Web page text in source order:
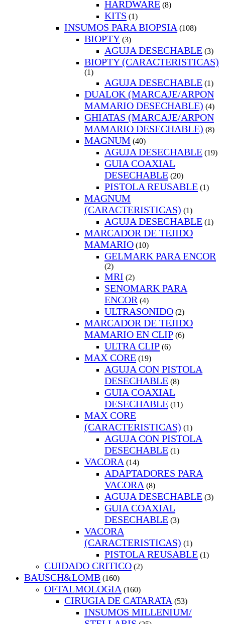
HARDWARE (8)
KITS (1)
INSUMOS PARA BIOPSIA (108)
BIOPTY (3)
AGUJA DESECHABLE (3)
BIOPTY (CARACTERISTICAS)
(1)
AGUJA DESECHABLE (1)
DUALOK (MARCAJE/ARPON
MAMARIO DESECHABLE) (4)
GHIATAS (MARCAJE/ARPON
MAMARIO DESECHABLE) (8)
MAGNUM (40)
AGUJA DESECHABLE (19)
GUIA COAXIAL
DESECHABLE (20)
PISTOLA REUSABLE (1)
MAGNUM
(CARACTERISTICAS) (1)
AGUJA DESECHABLE (1)
MARCADOR DE TEJIDO
MAMARIO (10)
GELMARK PARA ENCOR
(2)
MRI (2)
SENOMARK PARA
ENCOR (4)
ULTRASONIDO (2)
MARCADOR DE TEJIDO
MAMARIO EN CLIP (6)
ULTRA CLIP (6)
MAX CORE (19)
AGUJA CON PISTOLA
DESECHABLE (8)
GUIA COAXIAL
DESECHABLE (11)
MAX CORE
(CARACTERISTICAS) (1)
AGUJA CON PISTOLA
DESECHABLE (1)
VACORA (14)
ADAPTADORES PARA
VACORA (8)
AGUJA DESECHABLE (3)
GUIA COAXIAL
DESECHABLE (3)
VACORA
(CARACTERISTICAS) (1)
PISTOLA REUSABLE (1)
CUIDADO CRITICO (2)
BAUSCH&LOMB (160)
OFTALMOLOGIA (160)
CIRUGIA DE CATARATA (53)
INSUMOS MILLENIUM/